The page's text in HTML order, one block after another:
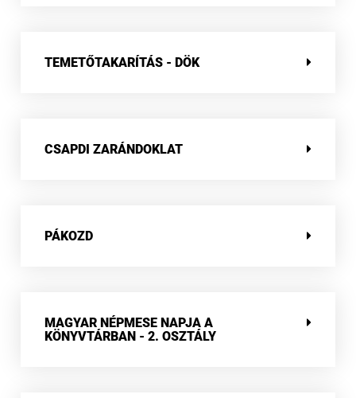
TEMETŐTAKARÍTÁS - DÖK
CSAPDI ZARÁNDOKLAT
PÁKOZD
MAGYAR NÉPMESE NAPJA A
KÖNYVTÁRBAN - 2. OSZTÁLY